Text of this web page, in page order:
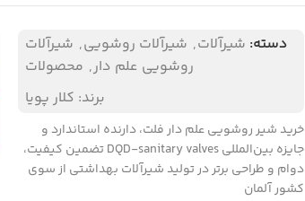
دسته: شیرآلات, شیرآلات روشویی, شیرآلات
روشویی علم دار, محصولات
برند: کلار پویا
خرید شیر روشویی علم دار فلت، دارنده استاندارد و
جایزه بین‌المللی DQD-sanitary valves تضمین کیفیت،
دوام و طراحی برتر در تولید شیرآلات بهداشتی از سوی
کشور آلمان